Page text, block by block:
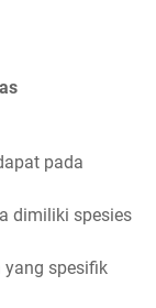
pada
dimiliki spesies
spesifik